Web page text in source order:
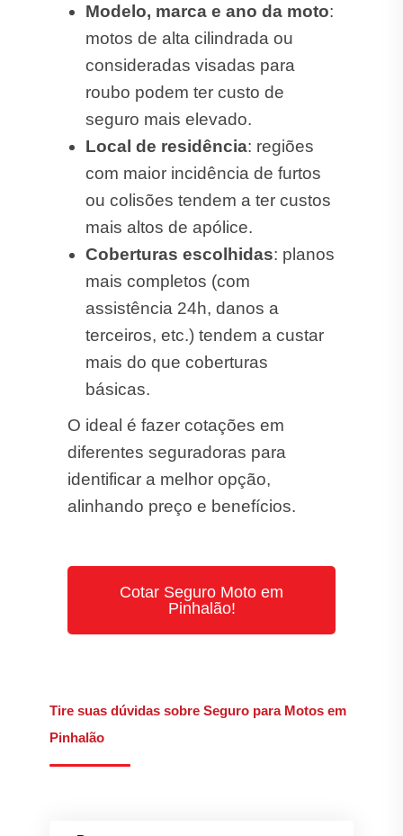
Modelo, marca e ano da moto:
motos de alta cilindrada ou
consideradas visadas para
roubo podem ter custo de
seguro mais elevado.
Local de residência: regiões
com maior incidência de furtos
ou colisões tendem a ter custos
mais altos de apólice.
Coberturas escolhidas: planos
mais completos (com
assistência 24h, danos a
terceiros, etc.) tendem a custar
mais do que coberturas
básicas.
O ideal é fazer cotações em
diferentes seguradoras para
identificar a melhor opção,
alinhando preço e benefícios.
Cotar Seguro Moto em
Pinhalão!
Tire suas dúvidas sobre Seguro para Motos em
Pinhalão